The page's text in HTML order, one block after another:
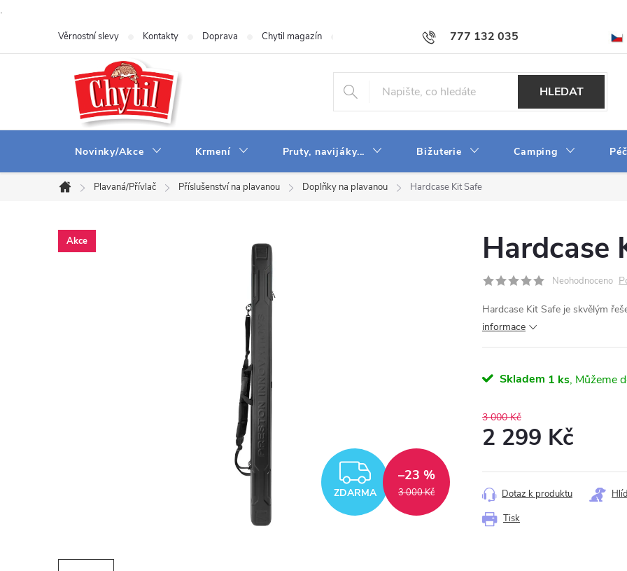
.
777 132 035
Věrnostní slevy Kontakty Doprava Chytil magazín Obchodní podmínky Velkoobchod Napište
HLEDAT
Novinky/Akce Krmení Pruty, navijáky... Bižuterie Camping
Domů
Plavaná/Přívlač Příslušenství na plavanou Doplňky na plavanou Hardcase Kit Safe
Akce
ZDARMA
ZDARMA 3 000 Kč
–23 %
Hardcase
Neohodnoceno
Hardcase Kit Safe je skvělým
informace
Skladem 1 ks
3 000 Kč
2 299 Kč
cena:
Tisk
Dotaz k produktu